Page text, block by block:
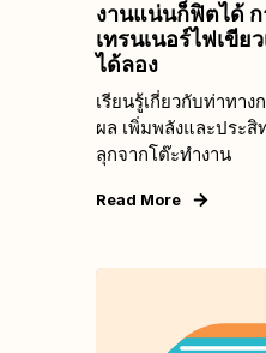
งานแน่นก็ฟิตได้
เทรนเนอร์ไฟเขีย
ได้ลอง
เรียนรู้เกี่ยวกับท่าทา
ผล เพิ่มพลังและประ
ลุกจากโต๊ะทำงาน
Read More